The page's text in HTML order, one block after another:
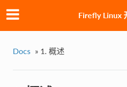
Firefly Linux
Docs » 1. 概述